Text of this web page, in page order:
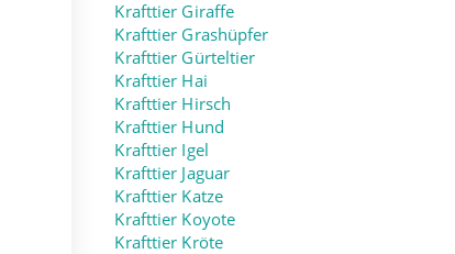
Krafttier Giraffe
Krafttier Grashüpfer
Krafttier Gürteltier
Krafttier Hai
Krafttier Hirsch
Krafttier Hund
Krafttier Igel
Krafttier Jaguar
Krafttier Katze
Krafttier Koyote
Krafttier Kröte